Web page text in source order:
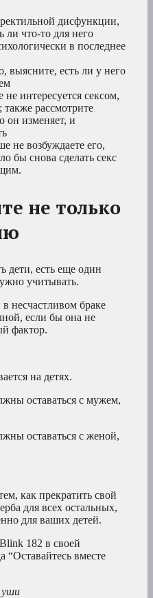
дисфункции,
ли что-то для него
в последнее
выясните, есть ли у него
интересуется сексом,
также рассмотрите
он изменяет, и
не возбуждаете его,
бы снова сделать секс
не только
дети, есть еще один
учитывать.
несчастливом браке
если бы она не
фактор.
на детях.
оставаться с мужем,
оставаться с женой,
как прекратить свой
для всех остальных,
для ваших детей.
182 в своей
“Оставайтесь вместе
уши